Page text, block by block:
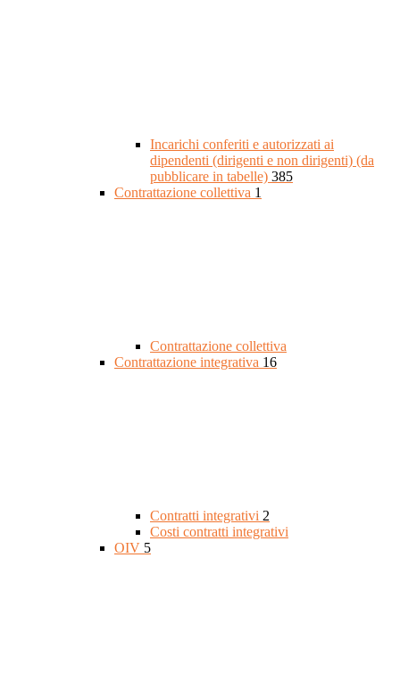
Incarichi conferiti e autorizzati ai
dipendenti (dirigenti e non dirigenti) (da
pubblicare in tabelle) 385
Contrattazione collettiva 1
Contrattazione collettiva
Contrattazione integrativa 16
Contratti integrativi 2
Costi contratti integrativi
OIV 5